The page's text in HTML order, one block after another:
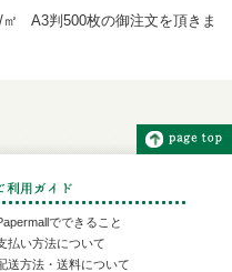
A3判500枚の御注文を頂きま
でできること
払い方法について
送方法・送料について